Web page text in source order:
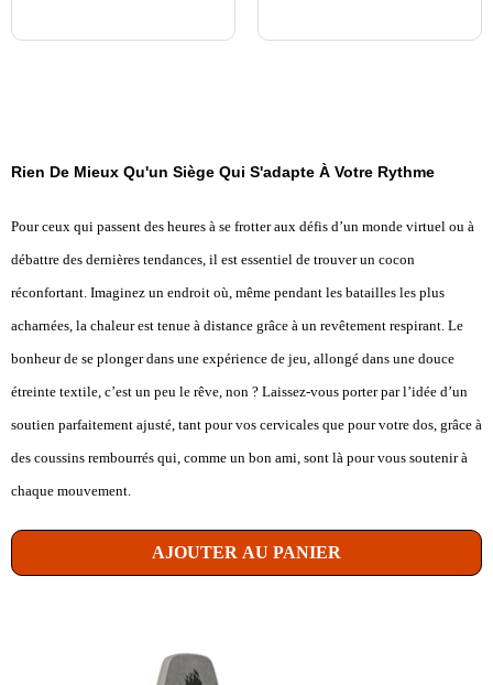
Rien De Mieux Qu'un Siège Qui S'adapte À Votre Rythme
Pour ceux qui passent des heures à se frotter aux défis d’un monde virtuel ou à
débattre des dernières tendances, il est essentiel de trouver un cocon
réconfortant. Imaginez un endroit où, même pendant les batailles les plus
acharnées, la chaleur est tenue à distance grâce à un revêtement respirant. Le
bonheur de se plonger dans une expérience de jeu, allongé dans une douce
étreinte textile, c’est un peu le rêve, non ? Laissez-vous porter par l’idée d’un
soutien parfaitement ajusté, tant pour vos cervicales que pour votre dos, grâce à
des coussins rembourrés qui, comme un bon ami, sont là pour vous soutenir à
chaque mouvement.
AJOUTER AU PANIER